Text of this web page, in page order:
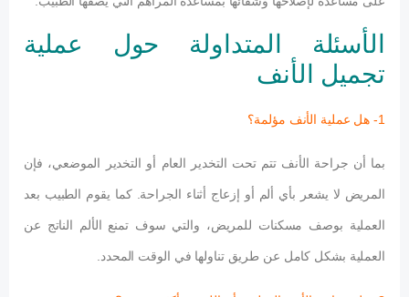
الأسئلة المتداولة حول عملية
تجميل الأنف
بما أن جراحة الأنف تتم تحت التخدير العام أو التخدير الموضعي، فإن
المريض لا يشعر بأي ألم أو إزعاج أثناء الجراحة. كما يقوم الطبيب بعد
العملية بوصف مسكنات للمريض، والتي سوف تمنع الألم الناتج عن
العملية بشكل كامل عن طريق تناولها في الوقت المحدد.